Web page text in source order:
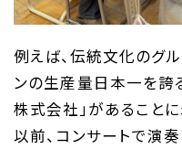
例えば、伝統文化のグ
ンの生産量日本一を誇
株式会社」があることに
以前、コンサートで演